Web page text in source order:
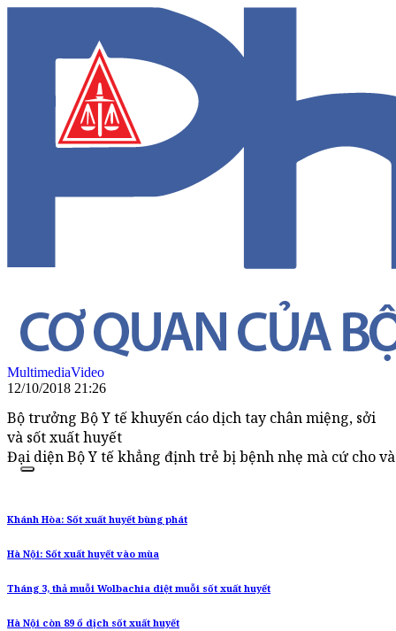
MultimediaVideo
12/10/2018 21:26
Bộ trưởng Bộ Y tế khuyến cáo dịch tay chân miệng, sởi
và sốt xuất huyết
Đại diện Bộ Y tế khẳng định trẻ bị bệnh nhẹ mà cứ cho
Khánh Hòa: Sốt xuất huyết bùng phát
Hà Nội: Sốt xuất huyết vào mùa
Tháng 3, thả muỗi Wolbachia diệt muỗi sốt xuất huyết
Hà Nội còn 89 ổ dịch sốt xuất huyết